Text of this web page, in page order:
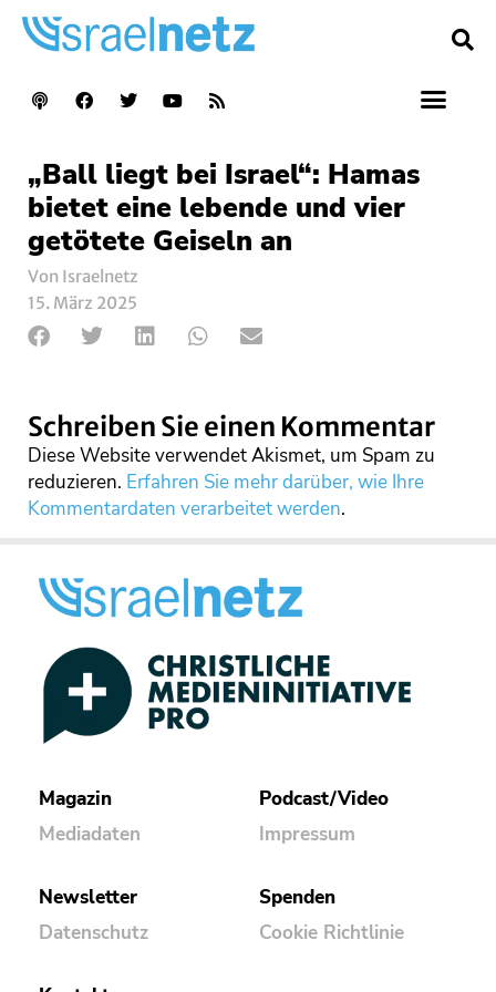
„Ball liegt bei Israel“: Hamas
bietet eine lebende und vier
getötete Geiseln an
Von Israelnetz
15. März 2025
Schreiben Sie einen Kommentar
Diese Website verwendet Akismet, um Spam zu
reduzieren. Erfahren Sie mehr darüber, wie Ihre
Kommentardaten verarbeitet werden.
Magazin
Mediadaten
Podcast/Video
Impressum
Newsletter
Datenschutz
Spenden
Cookie Richtlinie